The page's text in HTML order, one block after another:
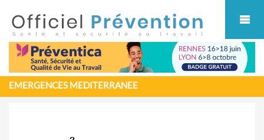
EMERGENCES MEDITERRANEE